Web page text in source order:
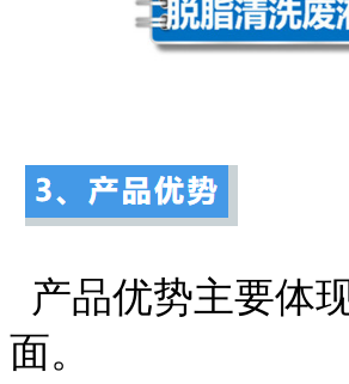
产品优势主要体
面。